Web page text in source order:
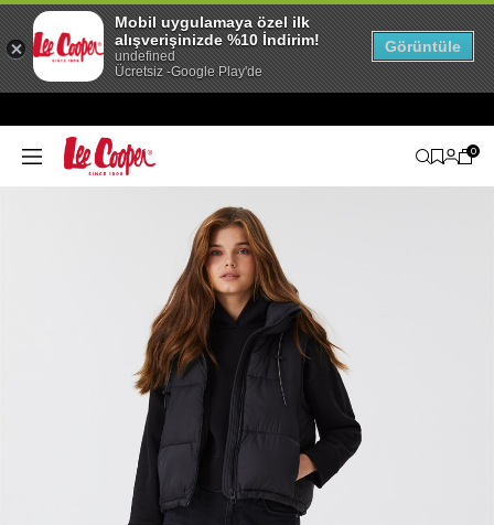
0
Mobil uygulamaya özel ilk
alışverişinizde %10 İndirim!
undefined
Ücretsiz -Google Play'de
Görüntüle